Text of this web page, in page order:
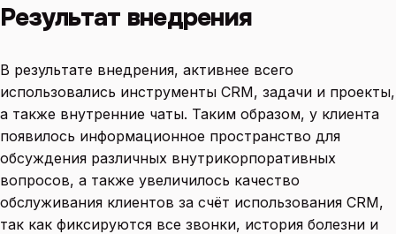
Результат внедрения
В результате внедрения, активнее всего
использовались инструменты CRM, задачи и проекты,
а также внутренние чаты. Таким образом, у клиента
появилось информационное пространство для
обсуждения различных внутрикорпоративных
вопросов, а также увеличилось качество
обслуживания клиентов за счёт использования CRM,
так как фиксируются все звонки, история болезни и